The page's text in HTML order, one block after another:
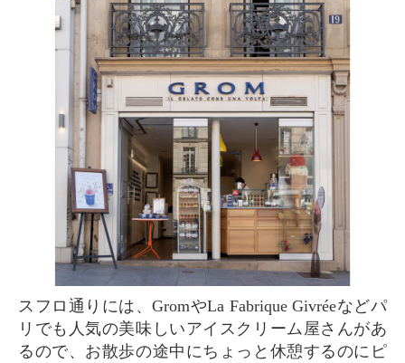
スフロ通りには、GromやLa Fabrique Givréeなどパ
リでも人気の美味しいアイスクリーム屋さんがあ
るので、お散歩の途中にちょっと休憩するのにピ